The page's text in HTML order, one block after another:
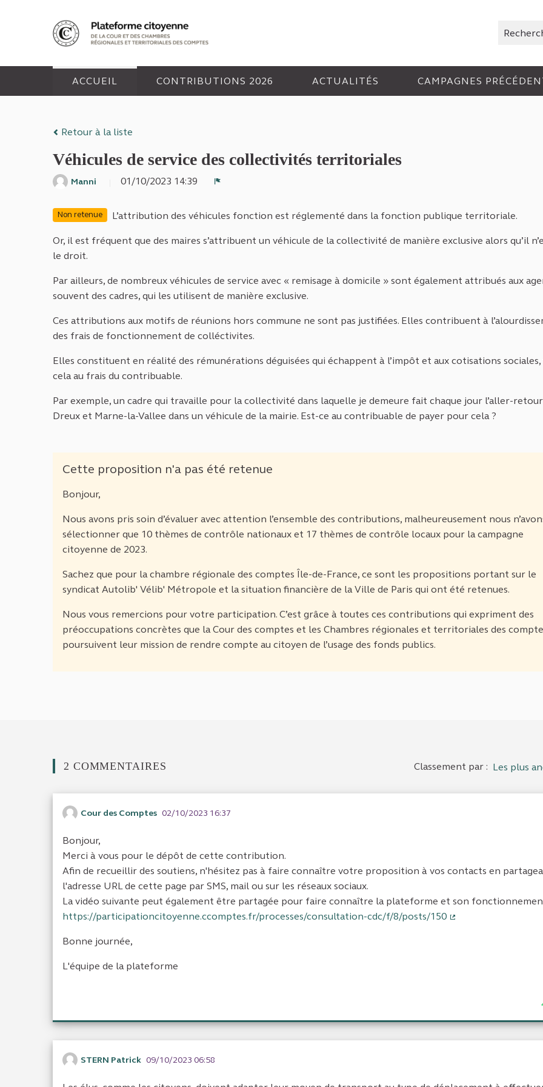
Rechercher
ACCUEIL CONTRIBUTIONS 2026 ACTUALITÉS CAMPAGNES
Retour à la liste
Véhicules de service des collectivités territoriales
Manni
01/10/2023 14:39
Non retenue L’attribution des véhicules fonction est réglementé dans la fonction publique territoriale.
Or, il est fréquent que des maires s’attribuent un véhicule de la collectivité de manière exclusive alors qu’il
le droit.
Par ailleurs, de nombreux véhicules de service avec « remisage à domicile » sont également attribués aux
souvent des cadres, qui les utilisent de manière exclusive.
Ces attributions aux motifs de réunions hors commune ne sont pas justifiées. Elles contribuent à
des frais de fonctionnement de colléctivites.
Elles constituent en réalité des rémunérations déguisées qui échappent à l’impôt et aux cotisations
cela au frais du contribuable.
Par exemple, un cadre qui travaille pour la collectivité dans laquelle je demeure fait chaque jour l’aller-
Dreux et Marne-la-Vallee dans un véhicule de la mairie. Est-ce au contribuable de payer pour cela ?
Cette proposition n'a pas été retenue
Bonjour,
Nous avons pris soin d’évaluer avec attention l’ensemble des contributions, malheureusement nous
sélectionner que 10 thèmes de contrôle nationaux et 17 thèmes de contrôle locaux pour la campagne
citoyenne de 2023.
Sachez que pour la chambre régionale des comptes Île-de-France, ce sont les propositions portant sur le
syndicat Autolib' Vélib' Métropole et la situation financière de la Ville de Paris qui ont été retenues.
Nous vous remercions pour votre participation. C’est grâce à toutes ces contributions qui expriment des
préoccupations concrètes que la Cour des comptes et les Chambres régionales et territoriales des
poursuivent leur mission de rendre compte au citoyen de l’usage des fonds publics.
2 COMMENTAIRES Classement par : Les plus
Cour des Comptes 02/10/2023 16:37
Bonjour,
Merci à vous pour le dépôt de cette contribution.
Afin de recueillir des soutiens, n'hésitez pas à faire connaître votre proposition à vos contacts en
l'adresse URL de cette page par SMS, mail ou sur les réseaux sociaux.
La vidéo suivante peut également être partagée pour faire connaître la plateforme et son
https://participationcitoyenne.ccomptes.fr/processes/consultation-cdc/f/8/posts/150
Bonne journée,
L'équipe de la plateforme
STERN Patrick 09/10/2023 06:58